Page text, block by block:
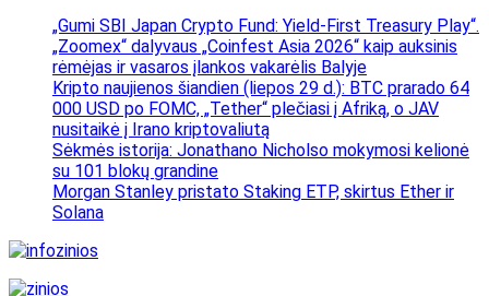
„Gumi SBI Japan Crypto Fund: Yield-First Treasury Play“.
„Zoomex“ dalyvaus „Coinfest Asia 2026“ kaip auksinis
rėmėjas ir vasaros įlankos vakarėlis Balyje
Kripto naujienos šiandien (liepos 29 d.): BTC prarado 64
000 USD po FOMC, „Tether“ plečiasi į Afriką, o JAV
nusitaikė į Irano kriptovaliutą
Sėkmės istorija: Jonathano Nicholso mokymosi kelionė
su 101 blokų grandine
Morgan Stanley pristato Staking ETP, skirtus Ether ir
Solana